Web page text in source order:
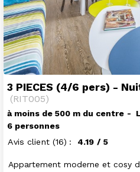
3 PIECES (4/6 pers) -
(RIT005)
à moins de 500 m du centre
6 personnes
Avis client (16) 4.19 / 5
Appartement moderne et cosy